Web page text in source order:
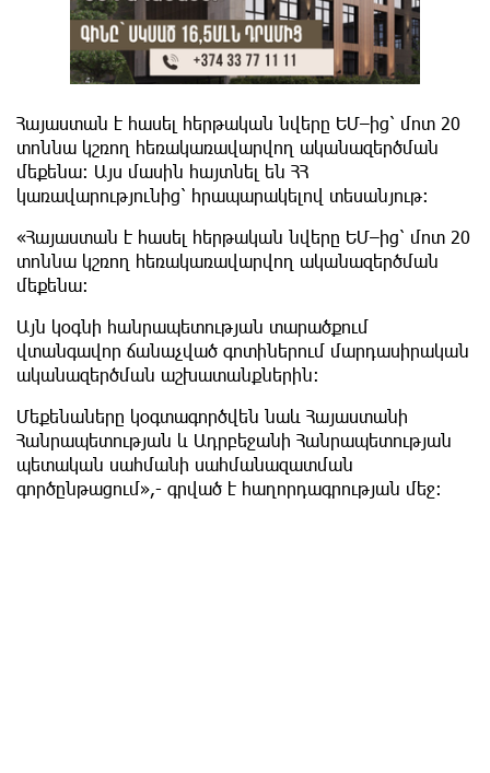
Հայաստան է հասել հերթական նվերը ԵՄ–ից՝ մոտ 20
տոննա կշռող հեռակառավարվող ականազերծման
մեքենա։ Այս մասին հայտնել են ՀՀ
կառավարությունից՝ հրապարակելով տեսանյութ:
«Հայաստան է հասել հերթական նվերը ԵՄ–ից՝ մոտ 20
տոննա կշռող հեռակառավարվող ականազերծման
մեքենա:
Այն կօգնի հանրապետության տարածքում
վտանգավոր ճանաչված գոտիներում մարդասիրական
ականազերծման աշխատանքներին։
Մեքենաները կօգտագործվեն նաև Հայաստանի
Հանրապետության և Ադրբեջանի Հանրապետության
պետական սահմանի սահմանազատման
գործընթացում»,- գրված է հաղորդագրության մեջ: